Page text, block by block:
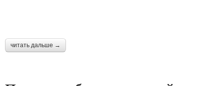
читать дальше →